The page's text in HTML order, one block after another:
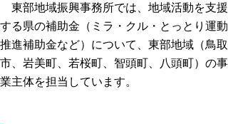
東部地域振興事務所では、地域活動を支援
する県の補助金（ ミラ・クル・とっとり運動
推進補助金など）について、東部地域（鳥取
市、岩美町、若桜町、智頭町、八頭町）の事
業主体を担当しています。